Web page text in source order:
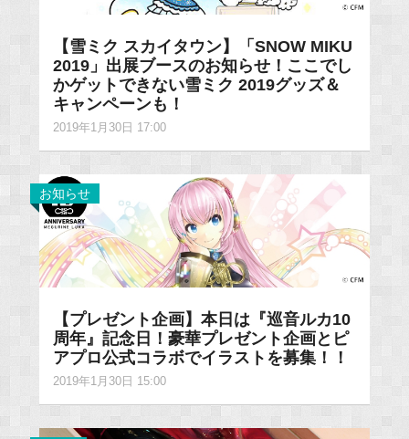
【雪ミク スカイタウン】「SNOW MIKU
2019」出展ブースのお知らせ！ここでし
かゲットできない雪ミク 2019グッズ＆
キャンペーンも！
2019年1月30日 17:00
お知らせ
【プレゼント企画】本日は『巡音ルカ10
周年』記念日！豪華プレゼント企画とピ
アプロ公式コラボでイラストを募集！！
2019年1月30日 15:00